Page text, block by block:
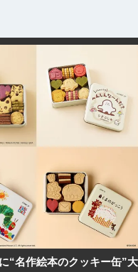
“名作絵本のクッキー缶”